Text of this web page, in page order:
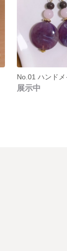
No.01 ハンドメ
展示中